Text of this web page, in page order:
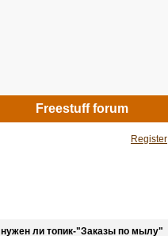
Freestuff forum
Register
нужен ли топик-"Заказы по мылу"